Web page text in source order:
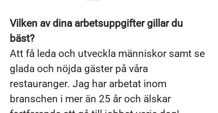
Vilken av dina arbetsuppgifter gillar du
bäst?
Att få leda och utveckla människor samt se
glada och nöjda gäster på våra
restauranger. Jag har arbetat inom
branschen i mer än 25 år och älskar